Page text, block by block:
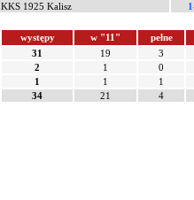
KKS 1925 Kalisz
występy w "11"
pełne
31 19
3
2 1
0
1 1
1
34 21 4